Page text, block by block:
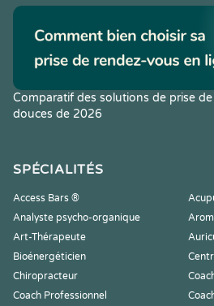
Comparatif des solutions de prise
douces de 2026
SPÉCIALITÉS
Access Bars ®
Analyste psycho-organique
Art-Thérapeute
Bioénergéticien
Chiropracteur
Coach Professionnel